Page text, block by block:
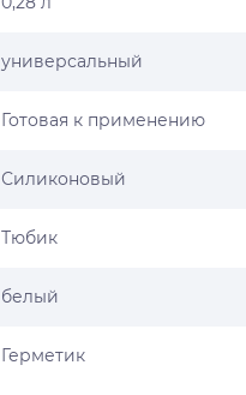
универсальный
Готовая к применению
Силиконовый
Тюбик
белый
Герметик